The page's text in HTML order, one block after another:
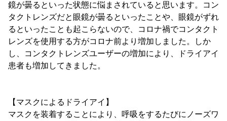
鏡が曇るといった状態に悩まされていると思います。コン
タクトレンズだと眼鏡が曇るといったことや、眼鏡がずれ
るといったことも起こらないので、コロナ禍でコンタクト
レンズを使用する方がコロナ前より増加しました。しか
し、コンタクトレンズユーザーの増加により、ドライアイ
患者も増加してきました。
【マスクによるドライアイ】
マスクを装着することにより、呼吸をするたびにノーズワ